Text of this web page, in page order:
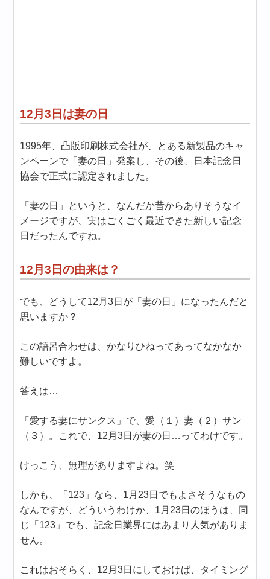
12月3日は妻の日
1995年、凸版印刷株式会社が、とある新製品のキャ
ンペーンで「妻の日」発案し、その後、日本記念日
協会で正式に認定されました。
「妻の日」というと、なんだか昔からありそうなイ
メージですが、実はごくごく最近できた新しい記念
日だったんですね。
12月3日の由来は？
でも、どうして12月3日が「妻の日」になったんだと
思いますか？
この語呂合わせは、かなりひねってあってなかなか
難しいですよ。
答えは…
「愛する妻にサンクス」で、愛（１）妻（２）サン
（３）。これで、12月3日が妻の日…ってわけです。
けっこう、無理がありますよね。笑
しかも、「123」なら、1月23日でもよさそうなもの
なんですが、どういうわけか、1月23日のほうは、同
じ「123」でも、記念日業界にはあまり人気がありま
せん。
これはおそらく、12月3日にしておけば、タイミング